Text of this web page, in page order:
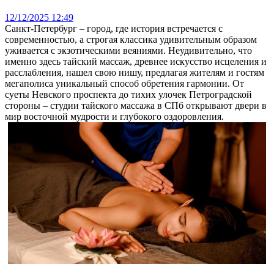
12/12/2025 12:49
Санкт-Петербург – город, где история встречается с
современностью, а строгая классика удивительным образом
уживается с экзотическими веяниями. Неудивительно, что
именно здесь тайский массаж, древнее искусство исцеления и
расслабления, нашел свою нишу, предлагая жителям и гостям
мегаполиса уникальный способ обретения гармонии. От
суеты Невского проспекта до тихих улочек Петроградской
стороны – студии тайского массажа в СПб открывают двери в
мир восточной мудрости и глубокого оздоровления.